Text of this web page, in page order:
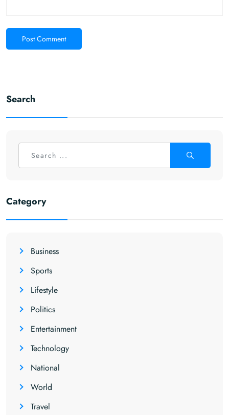
Post Comment
Search
Category
Business
Sports
Lifestyle
Politics
Entertainment
Technology
National
World
Travel